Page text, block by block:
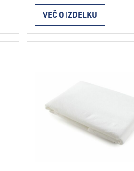
Poraba je odvisna od
podlage in znaša od 0,20
l/m . Čas sušenja odvisen
debeline nanosa in
Continued
VEČ O IZDELKU